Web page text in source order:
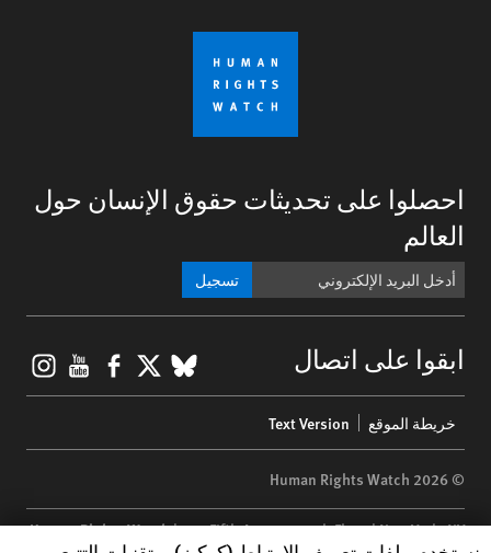
احصلوا على تحديثات حقوق الإنسان حول
العالم
تسجيل
ابقوا على اتصال BlueSky
X
menu
خريطة الموقع Text Version
© 2026 Human Rights Watch
Human Rights Watch| 350 Fifth Avenue, 34th Floor | New York,NY